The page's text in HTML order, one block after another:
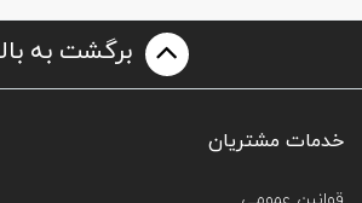
برگشت به
خدمات مشتریان